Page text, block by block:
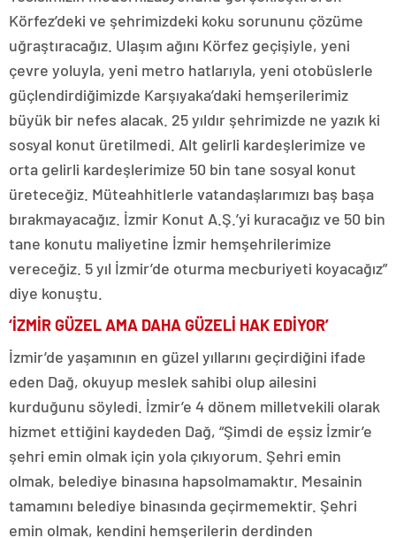
Körfez’deki ve şehrimizdeki koku sorununu çözüme
uğraştıracağız. Ulaşım ağını Körfez geçişiyle, yeni
çevre yoluyla, yeni metro hatlarıyla, yeni otobüslerle
güçlendirdiğimizde Karşıyaka’daki hemşerilerimiz
büyük bir nefes alacak. 25 yıldır şehrimizde ne yazık ki
sosyal konut üretilmedi. Alt gelirli kardeşlerimize ve
orta gelirli kardeşlerimize 50 bin tane sosyal konut
üreteceğiz. Müteahhitlerle vatandaşlarımızı baş başa
bırakmayacağız. İzmir Konut A.Ş.’yi kuracağız ve 50 bin
tane konutu maliyetine İzmir hemşehrilerimize
vereceğiz. 5 yıl İzmir’de oturma mecburiyeti koyacağız”
diye konuştu.
‘İZMİR GÜZEL AMA DAHA GÜZELİ HAK EDİYOR’
İzmir’de yaşamının en güzel yıllarını geçirdiğini ifade
eden Dağ, okuyup meslek sahibi olup ailesini
kurduğunu söyledi. İzmir’e 4 dönem milletvekili olarak
hizmet ettiğini kaydeden Dağ, “Şimdi de eşsiz İzmir’e
şehri emin olmak için yola çıkıyorum. Şehri emin
olmak, belediye binasına hapsolmamaktır. Mesainin
tamamını belediye binasında geçirmemektir. Şehri
emin olmak, kendini hemşerilerin derdinden